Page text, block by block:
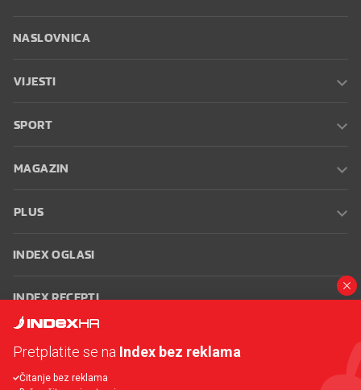
NASLOVNICA
VIJESTI
SPORT
MAGAZIN
PLUS
INDEX OGLASI
INDEX RECEPTI
Oglašavanje Zaposli se na Indexu
Pretplatite se na Index bez reklama
Čitanje bez reklama